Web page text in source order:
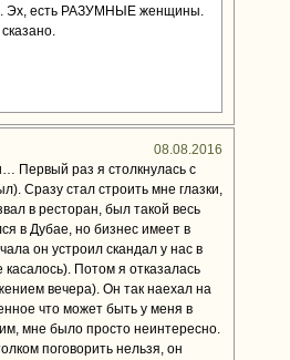
Эх, есть РАЗУМНЫЕ женщины.
08.08.2016
Первый раз я столкнулась с
Сразу стал строить мне глазки,
в ресторан, был такой весь
в Дубае, но бизнес имеет в
он устроил скандал у нас в
Потом я отказалась
вечера). Он так наехал на
что может быть у меня в
мне было просто неинтересно.
поговорить нельзя, он